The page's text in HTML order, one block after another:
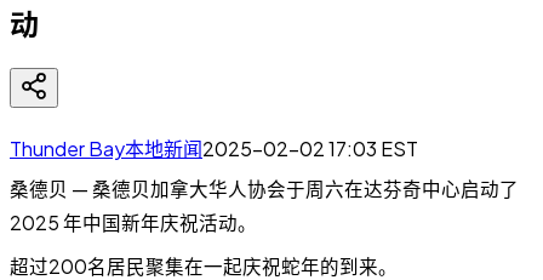
动
Thunder Bay本地新闻2025-02-02 17:03 EST
桑德贝 — 桑德贝加拿大华人协会于周六在达芬奇中心启动了
2025 年中国新年庆祝活动。
超过200名居民聚集在一起庆祝蛇年的到来。